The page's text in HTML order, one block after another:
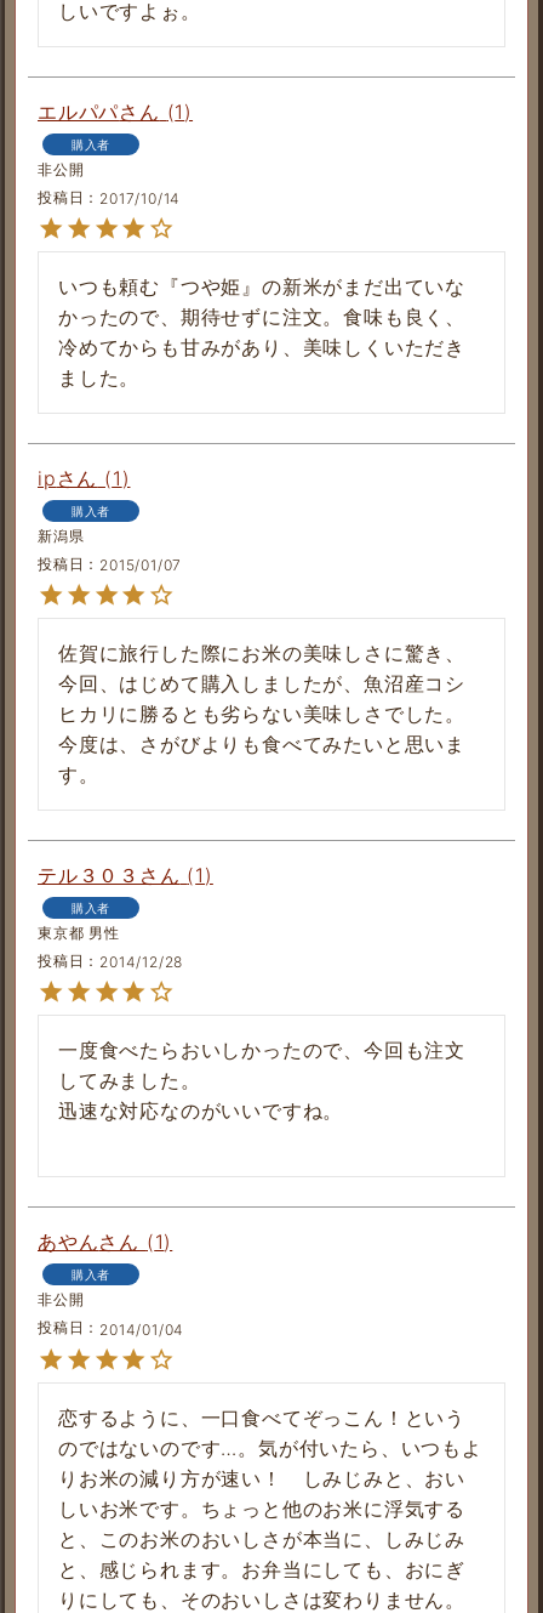
しいですよぉ。
エルパパ 1
購入者
非公開
投稿日
2017/10/14
いつも頼む『つや姫』の新米がまだ出ていな
かったので、期待せずに注文。食味も良く、
冷めてからも甘みがあり、美味しくいただき
ました。
ip 1
購入者
新潟県
投稿日
2015/01/07
佐賀に旅行した際にお米の美味しさに驚き、
今回、はじめて購入しましたが、魚沼産コシ
ヒカリに勝るとも劣らない美味しさでした。
今度は、さがびよりも食べてみたいと思いま
す。
テル３０３ 1
購入者
東京都 男性
投稿日
2014/12/28
一度食べたらおいしかったので、今回も注文
してみました。
迅速な対応なのがいいですね。
あやん 1
購入者
非公開
投稿日
2014/01/04
恋するように、一口食べてぞっこん！という
のではないのです…。気が付いたら、いつもよ
りお米の減り方が速い！　しみじみと、おい
しいお米です。ちょっと他のお米に浮気する
と、このお米のおいしさが本当に、しみじみ
と、感じられます。お弁当にしても、おにぎ
りにしても、そのおいしさは変わりません。